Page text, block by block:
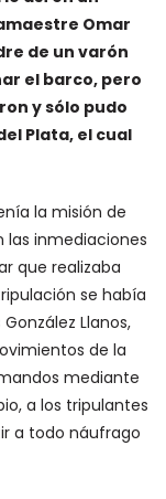
Omar
de un varón
el barco, pero
y sólo pudo
Plata, el cual
la misión de
las inmediaciones
que realizaba
se había
Llanos,
de la
mediante
a los tripulantes
a todo náufrago